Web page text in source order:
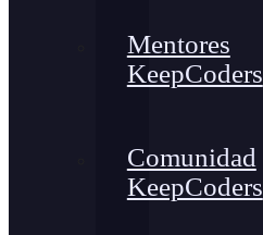
Mentores
KeepCoders
Comunidad
KeepCoders